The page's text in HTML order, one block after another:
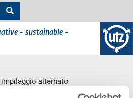
- sustainable -
alternato